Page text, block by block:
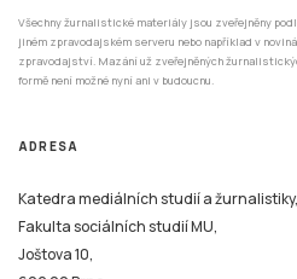
Všechny žurnalistické materiály jsou zveřejněny
jiném zpravodajském serveru nebo například v
zpravodajství. Mazání už zveřejněných
formě není možné nyní ani v budoucnu.
ADRESA
Katedra mediálních studií a žurnalistiky,
Fakulta sociálních studií MU,
Joštova 10,